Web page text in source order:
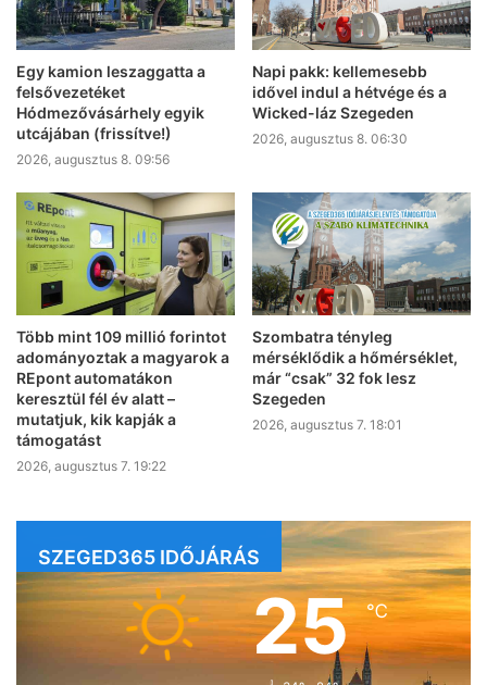
Egy kamion leszaggatta a
felsővezetéket
Hódmezővásárhely egyik
utcájában (frissítve!)
2026, augusztus 8. 09:56
Napi pakk: kellemesebb
idővel indul a hétvége és a
Wicked-láz Szegeden
2026, augusztus 8. 06:30
Több mint 109 millió forintot
adományoztak a magyarok a
REpont automatákon
keresztül fél év alatt –
mutatjuk, kik kapják a
támogatást
2026, augusztus 7. 19:22
Szombatra tényleg
mérséklődik a hőmérséklet,
már “csak” 32 fok lesz
Szegeden
2026, augusztus 7. 18:01
SZEGED365 IDŐJÁRÁS
25℃